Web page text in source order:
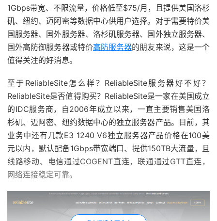
1Gbps带宽、不限流量，价格低至$75/月，且提供美国洛杉
矶、纽约、迈阿密等数据中心供用户选择。对于需要特价美
国服务器、国外服务器、洛杉矶服务器、国外独立服务器、
国外高防御服务器或特价高防服务器的朋友来说，这是一个
值得关注的好消息。
至于ReliableSite怎么样？ReliableSite服务器好不好？
ReliableSite是否值得购买？ReliableSite是一家在美国成立
的IDC服务商，自2006年成立以来，一直主要销售美国洛
杉矶、迈阿密、纽约数据中心的独立服务器产品。目前，其
业务中还有几款E3 1240 V6独立服务器产品价格在100美
元以内，默认配备1Gbps带宽端口、提供150TB大流量，且
线路移动、电信通过COGENT直连，联通通过GTT直连，
网络连接稳定可靠。